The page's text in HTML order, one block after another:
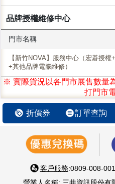
品牌授權維修中心
門市名稱
【新竹NOVA】服務中心（宏碁授權
+其他品牌電腦維修）
※ 實際貨況以各門市展售數量
打門市
折價券 訂單查詢
客戶服務:0809-008-